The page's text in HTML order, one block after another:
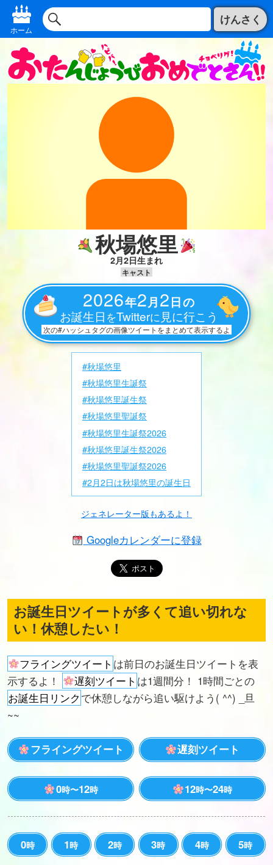
ホーム
けんさく
秋場悠里
2月2日生まれ
キャスト
2026年2月2日の
お誕生日 をTwitterに 見に行こう
次の#ハッシュタグの画像ツイートをまとめて表示するよ
#秋場悠里
#秋場悠里生誕祭
#秋場悠里誕生祭
#秋場悠里聖誕祭
#秋場悠里生誕祭2026
#秋場悠里誕生祭2026
#秋場悠里聖誕祭2026
#2月2日は秋場悠里の誕生日
ジェネレーター版もあるよ！
Googleカレンダーに登録
お誕生日ツイートが多くて追い切れな
い！休憩したい！
フライングツイート は前日のお誕生日ツイートを表
示するよ！
遅刻ツイート は1週間分！ 1時間ごとの
お誕生日リンク で休憩しながら追い駆けよう( ^^) _旦
~~
フライングツイート 遅刻ツイート
0時〜12時 12時〜24時
0時 1時 2時 3時 4時 5時